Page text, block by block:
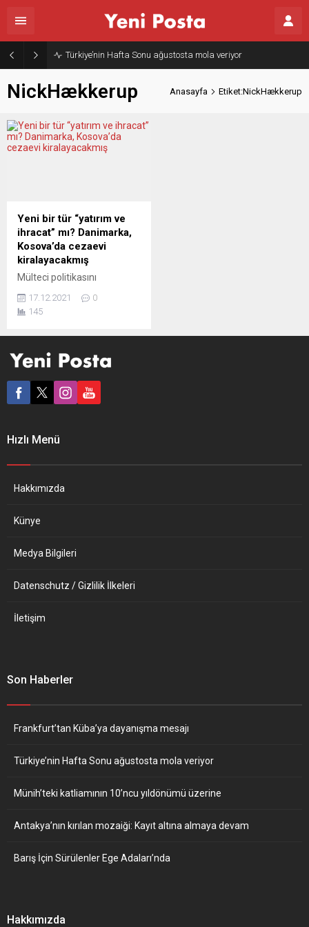
Türkiye’nin Hafta Sonu ağustosta mola veriyor
NickHækkerup Anasayfa Etiket:NickHækkerup
Yeni bir tür “yatırım ve
ihracat” mı? Danimarka,
Kosova’da cezaevi
kiralayacakmış
Mülteci politikasını
hükümeti, Kosova’da
cezaevi kiralamayı planlıyor.
bekleyenleri göndereceği
hükümeti, kendi
hapishanelerindeki 300
nakletmeyi planlıyor. DW
Nick Hækkerup, ülkedeki
bu konuda Kosova ile
17.12.2021
0
145
Hızlı Menü
Hakkımızda
Künye
Medya Bilgileri
Datenschutz / Gizlilik İlkeleri
İletişim
Son Haberler
Frankfurt’tan Küba’ya dayanışma mesajı
Türkiye’nin Hafta Sonu ağustosta mola veriyor
Münih’teki katliamının 10’ncu yıldönümü üzerine
Antakya’nın kırılan mozaiği: Kayıt altına almaya devam
Barış İçin Sürülenler Ege Adaları’nda
Hakkımızda